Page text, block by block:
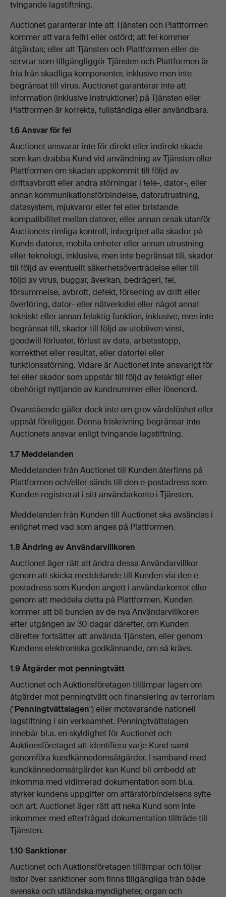
tvingande lagstiftning.
Auctionet garanterar inte att Tjänsten och Plattformen
kommer att vara felfri eller ostörd; att fel kommer
åtgärdas; eller att Tjänsten och Plattformen eller de
servrar som tillgängliggör Tjänsten och Plattformen är
fria från skadliga komponenter, inklusive men inte
begränsat till virus. Auctionet garanterar inte att
information (inklusive instruktioner) på Tjänsten eller
Plattformen är korrekta, fullständiga eller användbara.
1.6 Ansvar för fel
Auctionet ansvarar inte för direkt eller indirekt skada
som kan drabba Kund vid användning av Tjänsten eller
Plattformen om skadan uppkommit till följd av
driftsavbrott eller andra störningar i tele-, dator-, eller
annan kommunikationsförbindelse, datorutrustning,
datasystem, mjukvaror eller fel eller bristande
kompatibilitet mellan datorer, eller annan orsak utanför
Auctionets rimliga kontroll, inbegripet alla skador på
Kunds datorer, mobila enheter eller annan utrustning
eller teknologi, inklusive, men inte begränsat till, skador
till följd av eventuellt säkerhetsöverträdelse eller till
följd av virus, buggar, åverkan, bedrägeri, fel,
försummelse, avbrott, defekt, försening av drift eller
överföring, dator- eller nätverksfel eller något annat
tekniskt eller annan felaktig funktion, inklusive, men inte
begränsat till, skador till följd av utebliven vinst,
goodwill förluster, förlust av data, arbetsstopp,
korrekthet eller resultat, eller datorfel eller
funktionsstörning. Vidare är Auctionet inte ansvarigt för
fel eller skador som uppstår till följd av felaktigt eller
obehörigt nyttjande av kundnummer eller lösenord.
Ovanstående gäller dock inte om grov vårdslöshet eller
uppsåt föreligger. Denna friskrivning begränsar inte
Auctionets ansvar enligt tvingande lagstiftning.
1.7 Meddelanden
Meddelanden från Auctionet till Kunden återfinns på
Plattformen och/eller sänds till den e-postadress som
Kunden registrerat i sitt användarkonto i Tjänsten.
Meddelanden från Kunden till Auctionet ska avsändas i
enlighet med vad som anges på Plattformen.
1.8 Ändring av Användarvillkoren
Auctionet äger rätt att ändra dessa Användarvillkor
genom att skicka meddelande till Kunden via den e-
postadress som Kunden angett i användarkontot eller
genom att meddela detta på Plattformen. Kunden
kommer att bli bunden av de nya Användarvillkoren
efter utgången av 30 dagar därefter, om Kunden
därefter fortsätter att använda Tjänsten, eller genom
Kundens elektroniska godkännande, om så krävs.
1.9 Åtgärder mot penningtvätt
Auctionet och Auktionsföretagen tillämpar lagen om
åtgärder mot penningtvätt och finansiering av terrorism
("Penningtvättslagen") eller motsvarande nationell
lagstiftning i sin verksamhet. Penningtvättslagen
innebär bl.a. en skyldighet för Auctionet och
Auktionsföretaget att identifiera varje Kund samt
genomföra kundkännedomsåtgärder. I samband med
kundkännedomsåtgärder kan Kund bli ombedd att
inkomma med vidimerad dokumentation som bl.a.
styrker kundens uppgifter om affärsförbindelsens syfte
och art. Auctionet äger rätt att neka Kund som inte
inkommer med efterfrågad dokumentation tillträde till
Tjänsten.
1.10 Sanktioner
Auctionet och Auktionsföretagen tillämpar och följer
listor över sanktioner som finns tillgängliga från både
svenska och utländska myndigheter, organ och